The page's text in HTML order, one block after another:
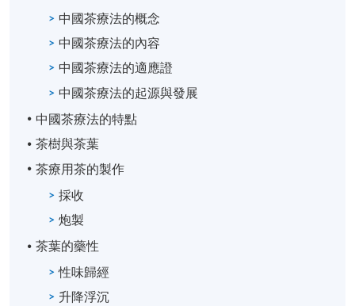
中國茶療法的概念
中國茶療法的內容
中國茶療法的適應證
中國茶療法的起源與發展
中國茶療法的特點
茶樹與茶葉
茶療用茶的製作
採收
炮製
茶葉的藥性
性味歸經
升降浮沉